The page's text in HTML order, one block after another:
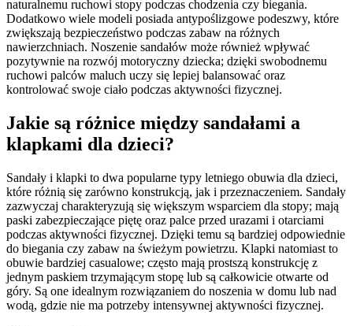
naturalnemu ruchowi stopy podczas chodzenia czy biegania.
Dodatkowo wiele modeli posiada antypoślizgowe podeszwy, które
zwiększają bezpieczeństwo podczas zabaw na różnych
nawierzchniach. Noszenie sandałów może również wpływać
pozytywnie na rozwój motoryczny dziecka; dzięki swobodnemu
ruchowi palców maluch uczy się lepiej balansować oraz
kontrolować swoje ciało podczas aktywności fizycznej.
Jakie są różnice między sandałami a
klapkami dla dzieci?
Sandały i klapki to dwa popularne typy letniego obuwia dla dzieci,
które różnią się zarówno konstrukcją, jak i przeznaczeniem. Sandały
zazwyczaj charakteryzują się większym wsparciem dla stopy; mają
paski zabezpieczające piętę oraz palce przed urazami i otarciami
podczas aktywności fizycznej. Dzięki temu są bardziej odpowiednie
do biegania czy zabaw na świeżym powietrzu. Klapki natomiast to
obuwie bardziej casualowe; często mają prostszą konstrukcję z
jednym paskiem trzymającym stopę lub są całkowicie otwarte od
góry. Są one idealnym rozwiązaniem do noszenia w domu lub nad
wodą, gdzie nie ma potrzeby intensywnej aktywności fizycznej.